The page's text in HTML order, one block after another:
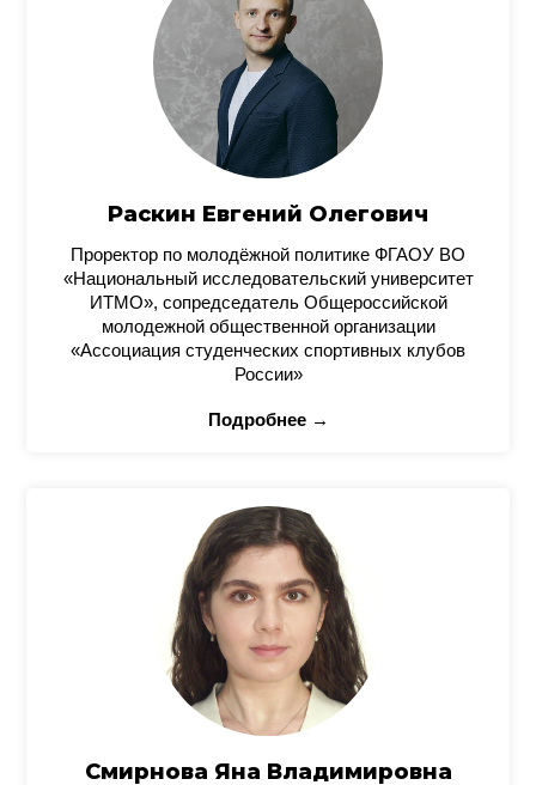
Раскин Евгений Олегович
Проректор по молодёжной политике ФГАОУ ВО
«Национальный исследовательский университет
ИТМО», сопредседатель Общероссийской
молодежной общественной организации
«Ассоциация студенческих спортивных клубов
России»
Подробнее →
Смирнова Яна Владимировна